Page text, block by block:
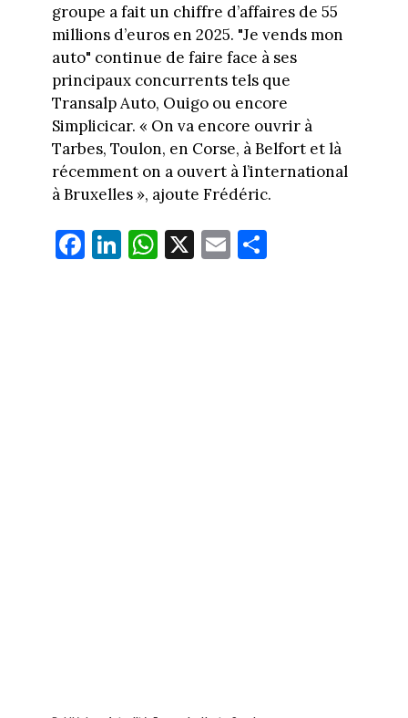
groupe a fait un chiffre d’affaires de 55
millions d’euros en 2025. "Je vends mon
auto" continue de faire face à ses
principaux concurrents tels que
Transalp Auto, Ouigo ou encore
Simplicicar. « On va encore ouvrir à
Tarbes, Toulon, en Corse, à Belfort et là
récemment on a ouvert à l’international
à Bruxelles », ajoute Frédéric.
Fa
ce
Li
nk
W
ha
X E
m
Pa